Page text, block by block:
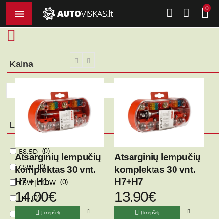
0
Kaina
Lemputės tipas
B8.5D
0
C5W
0
C5W|C10W
0
H1
0
0
Rodyti:
Atsarginių lempučių
komplektas 30 vnt.
H7 + H1
14.00€
Į krepšelį
Atsarginių lempučių
komplektas 30 vnt.
H7+H7
13.90€
Į krepšelį